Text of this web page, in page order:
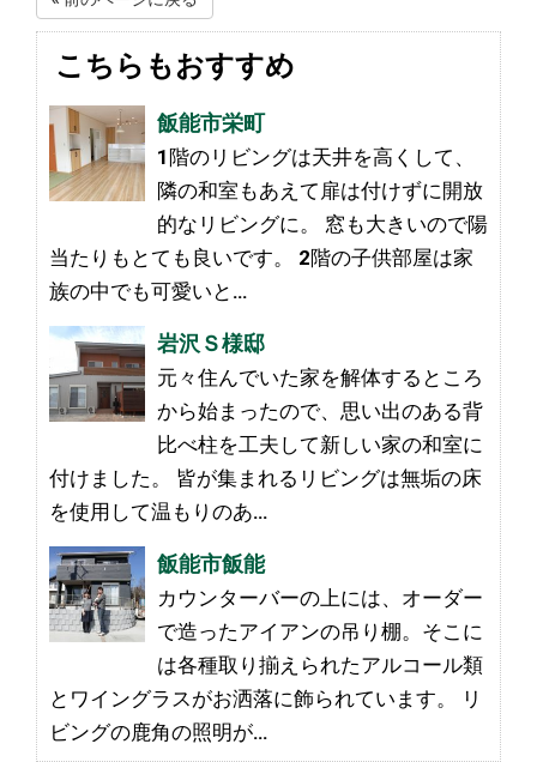
こちらもおすすめ
飯能市栄町
1階のリビングは天井を高くして、
隣の和室もあえて扉は付けずに開放
的なリビングに。 窓も大きいので陽
当たりもとても良いです。 2階の子供部屋は家
族の中でも可愛いと…
岩沢Ｓ様邸
元々住んでいた家を解体するところ
から始まったので、思い出のある背
比べ柱を工夫して新しい家の和室に
付けました。 皆が集まれるリビングは無垢の床
を使用して温もりのあ…
飯能市飯能
カウンターバーの上には、オーダー
で造ったアイアンの吊り棚。そこに
は各種取り揃えられたアルコール類
とワイングラスがお洒落に飾られています。 リ
ビングの鹿角の照明が…